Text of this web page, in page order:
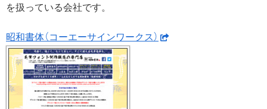
を扱っている会社です。
昭和書体（コーエーサインワークス）